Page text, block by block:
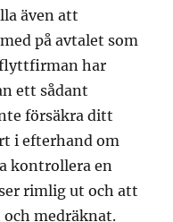
även att
på avtalet som
flyttfirman har
ett sådant
försäkra ditt
i efterhand om
kontrollera en
rimlig ut och att
medräknat.